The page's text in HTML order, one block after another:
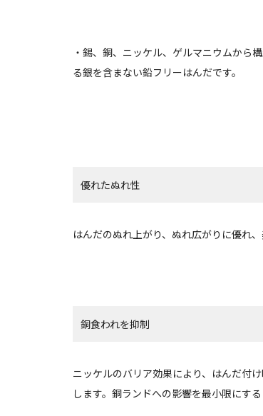
・錫、銅、ニッケル、ゲルマニウムから
る銀を含まない鉛フリーはんだです。
優れたぬれ性
はんだのぬれ上がり、ぬれ広がりに優れ
銅食われを抑制
ニッケルのバリア効果により、はんだ付
します。銅ランドへの影響を最小限にす